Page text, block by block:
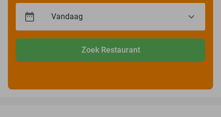
Zoek Restaurant